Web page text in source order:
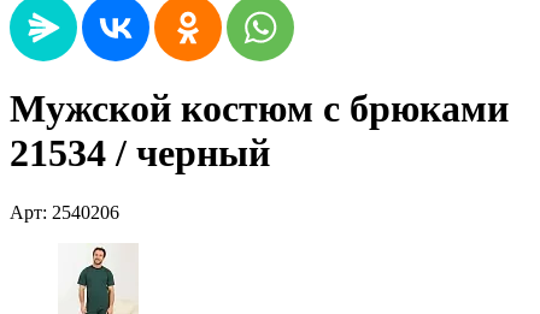
Мужской костюм с брюками
21534 / черный
Арт: 2540206